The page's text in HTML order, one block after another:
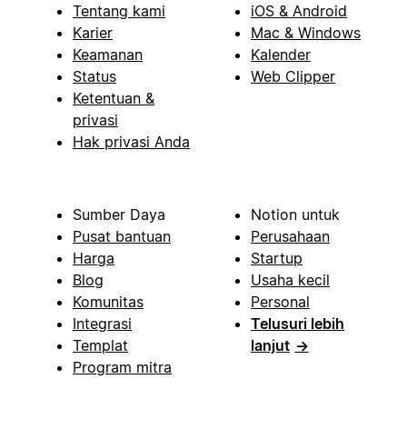
Tentang kami
Karier
Keamanan
Status
Ketentuan &
privasi
Hak privasi Anda
iOS & Android
Mac & Windows
Kalender
Web Clipper
Sumber Daya
Pusat bantuan
Harga
Blog
Komunitas
Integrasi
Templat
Program mitra
Notion untuk
Perusahaan
Startup
Usaha kecil
Personal
Telusuri lebih
lanjut →